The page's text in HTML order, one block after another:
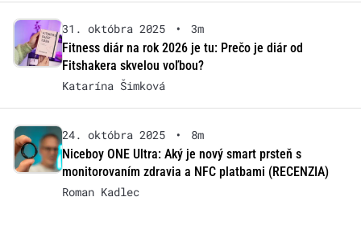
31. októbra 2025 •
3m
Fitness diár na rok 2026 je tu: Prečo je diár od
Fitshakera skvelou voľbou?
Katarína Šimková
24. októbra 2025 •
8m
Niceboy ONE Ultra: Aký je nový smart prsteň s
monitorovaním zdravia a NFC platbami (RECENZIA)
Roman Kadlec